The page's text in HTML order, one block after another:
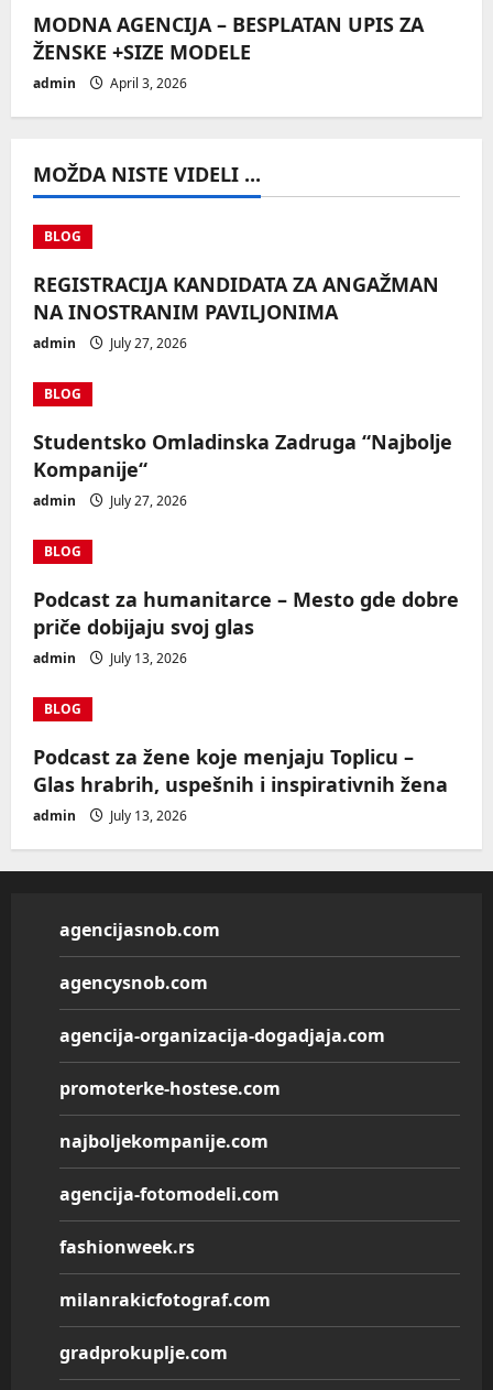
MODNA AGENCIJA – BESPLATAN UPIS ZA
ŽENSKE +SIZE MODELE
admin April 3, 2026
MOŽDA NISTE VIDELI ...
BLOG
REGISTRACIJA KANDIDATA ZA ANGAŽMAN
NA INOSTRANIM PAVILJONIMA
admin July 27, 2026
BLOG
Studentsko Omladinska Zadruga “Najbolje
Kompanije“
admin July 27, 2026
BLOG
Podcast za humanitarce – Mesto gde dobre
priče dobijaju svoj glas
admin July 13, 2026
BLOG
Podcast za žene koje menjaju Toplicu –
Glas hrabrih, uspešnih i inspirativnih žena
admin July 13, 2026
agencijasnob.com
agencysnob.com
agencija-organizacija-dogadjaja.com
promoterke-hostese.com
najboljekompanije.com
agencija-fotomodeli.com
fashionweek.rs
milanrakicfotograf.com
gradprokuplje.com